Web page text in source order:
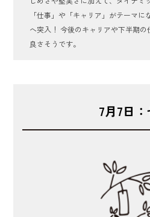
「仕事」や「キャリア」がテーマ
へ突入！ 今後のキャリアや下半期の
良さそうです。
7月7日